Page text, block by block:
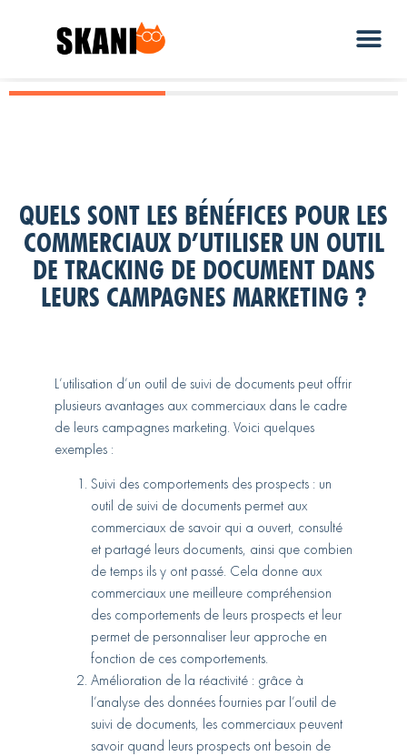
QUELS SONT LES BÉNÉFICES POUR LES
COMMERCIAUX D’UTILISER UN OUTIL
DE TRACKING DE DOCUMENT DANS
LEURS CAMPAGNES MARKETING ?
L’utilisation d’un outil de suivi de documents peut offrir
plusieurs avantages aux commerciaux dans le cadre
de leurs campagnes marketing. Voici quelques
exemples :
Suivi des comportements des prospects : un
outil de suivi de documents permet aux
commerciaux de savoir qui a ouvert, consulté
et partagé leurs documents, ainsi que combien
de temps ils y ont passé. Cela donne aux
commerciaux une meilleure compréhension
des comportements de leurs prospects et leur
permet de personnaliser leur approche en
fonction de ces comportements.
Amélioration de la réactivité : grâce à
l’analyse des données fournies par l’outil de
suivi de documents, les commerciaux peuvent
savoir quand leurs prospects ont besoin de